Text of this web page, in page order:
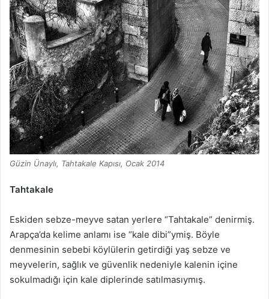
Güzin Ünaylı, Tahtakale Kapısı, Ocak 2014
Tahtakale
Eskiden sebze-meyve satan yerlere “Tahtakale” denirmiş.
Arapça’da kelime anlamı ise “kale dibi”ymiş. Böyle
denmesinin sebebi köylülerin getirdiği yaş sebze ve
meyvelerin, sağlık ve güvenlik nedeniyle kalenin içine
sokulmadığı için kale diplerinde satılmasıymış.